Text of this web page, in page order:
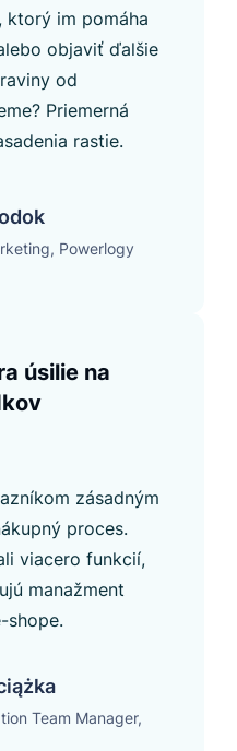
ktorý im pomáha
objaviť ďalšie
od
Priemerná
rastie.
Powerlogy
úsilie na
zásadným
proces.
viacero funkcií,
manažment
shope.
Team Manager,